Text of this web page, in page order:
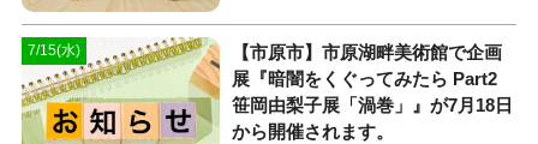
7/15(水)
【市原市】市原湖畔美術館で企画
展『暗闇をくぐってみたら Part2
笹岡由梨子展「渦巻」』が7月18日
から開催されます。